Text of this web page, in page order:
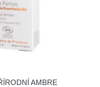
AMBRE